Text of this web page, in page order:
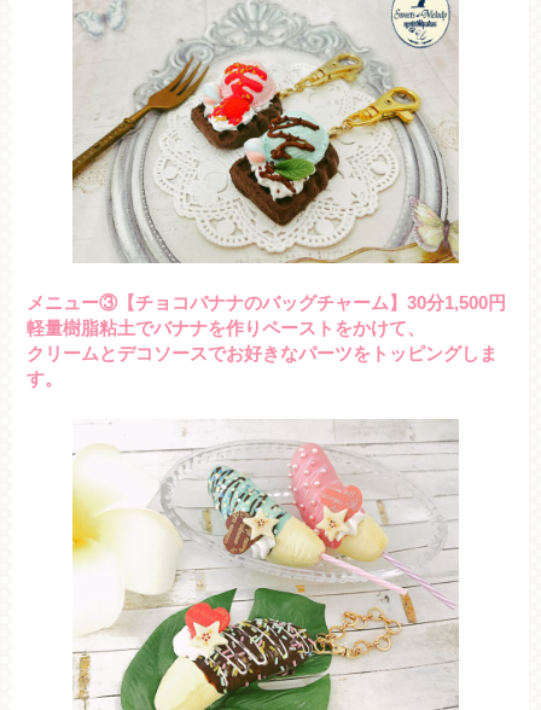
メニュー③【チョコバナナのバッグチャーム】30分1,500円
軽量樹脂粘土でバナナを作りペーストをかけて、
クリームとデコソースでお好きなパーツをトッピングしま
す。